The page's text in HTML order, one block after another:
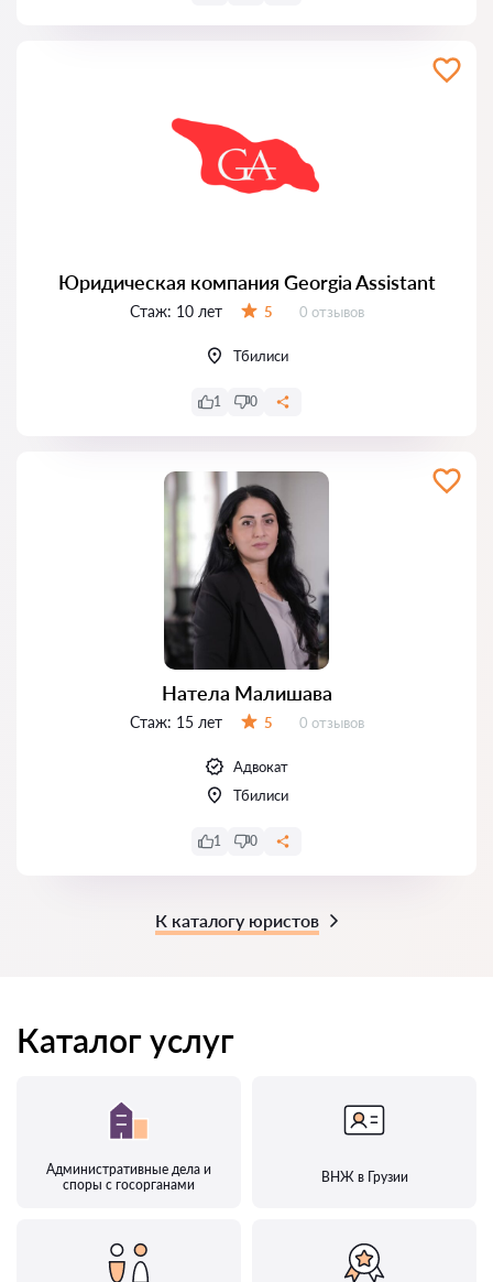
Юридическая компания Georgia Assistant
Стаж: 10 лет 5 Отзывов:
0 отзывов
Тбилиси
1 0
Натела Малишава
Стаж: 15 лет 5 Отзывов:
0 отзывов
Адвокат
Тбилиси
1 0
К каталогу юристов
Каталог услуг
Административные дела и
споры с госорганами
ВНЖ в Грузии